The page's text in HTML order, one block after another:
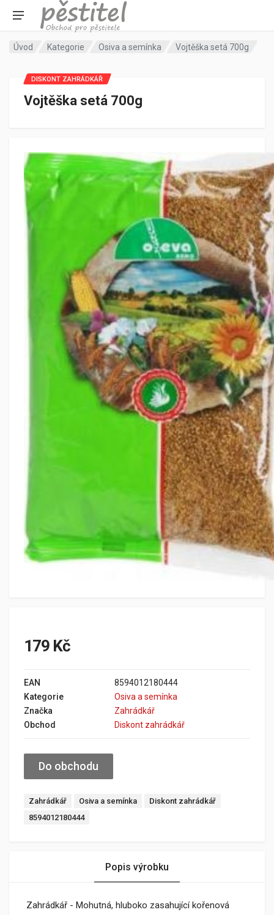
Úvod Kategorie Osiva a semínka Vojtěška setá 700g
Vojtěška setá 700g
DISKONT ZAHRÁDKÁŘ
179 Kč
EAN
8594012180444
Kategorie
Osiva a semínka
Značka
Zahrádkář
Obchod
Diskont zahrádkář
Do obchodu
Zahrádkář Osiva a semínka
Diskont zahrádkář
8594012180444
Popis výrobku
Zahrádkář - Mohutná, hluboko zasahující kořenová